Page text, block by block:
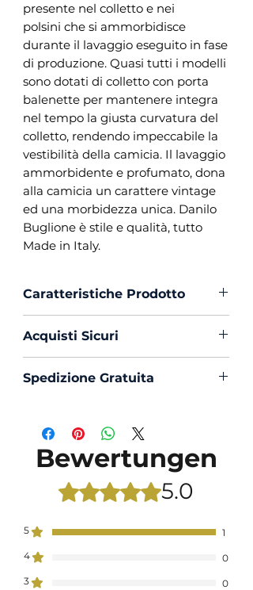
presente nel colletto e nei
polsini che si ammorbidisce
durante il lavaggio eseguito in fase
di produzione. Quasi tutti i modelli
sono dotati di colletto con porta
balenette per mantenere integra
nel tempo la giusta curvatura del
colletto, rendendo impeccabile la
vestibilità della camicia. Il lavaggio
ammorbidente e profumato, dona
alla camicia un carattere vintage
ed una morbidezza unica. Danilo
Buglione è stile e qualità, tutto
Made in Italy.
Caratteristiche Prodotto
Collo : Francese con
Portastecche
Polso :Tondo
Mouche :Si
Produzione : 100% Made in
Trattamento : Lavaggio
Acquisti Sicuri
sicurezza con PayPal o Carta di
Spedizione Gratuita
Gratuita
Bewertungen
Mit 5 von 5 Sternen bewertet.
5.0
5
1
4
0
3
0